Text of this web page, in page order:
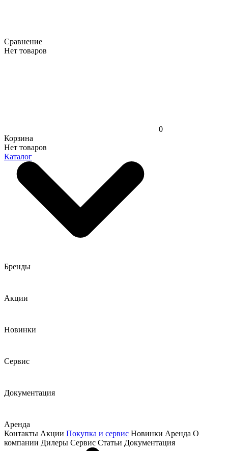
Сравнение
Нет товаров
0
Корзина
Нет товаров
Каталог
Бренды
Акции
Новинки
Сервис
Документация
Аренда
Контакты Акции Покупка и сервис Новинки Аренда О
компании Дилеры Сервис Статьи Документация